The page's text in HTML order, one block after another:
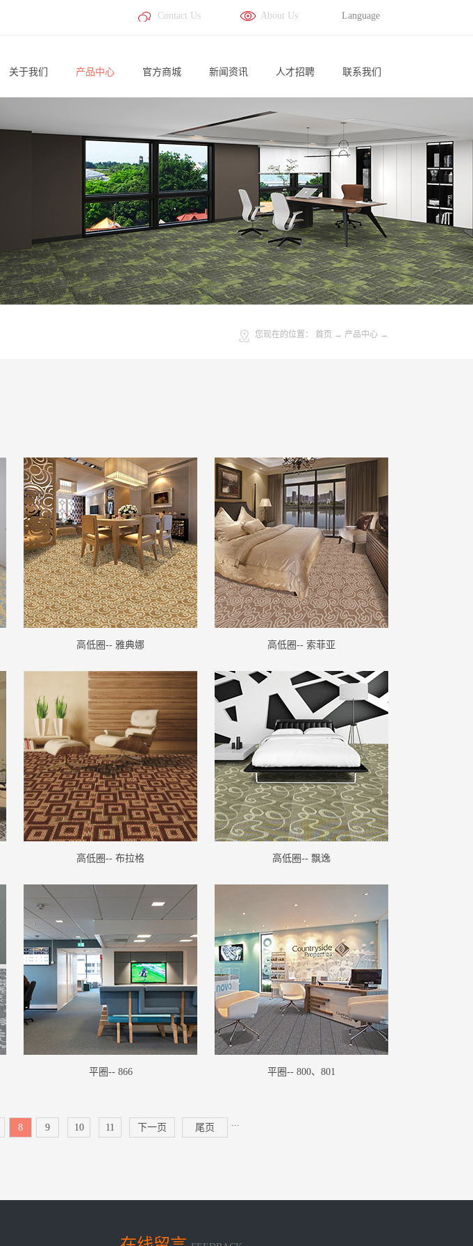
Contact Us About Us Language
关于我们 产品中心 官方商城 新闻资讯 人才招聘 联系我们
您现在的位置： 首页 → 产品中心 →
高低圈-- 雅典娜 高低圈-- 索菲亚
高低圈-- 布拉格 高低圈-- 飘逸
平圈-- 866 平圈-- 800、801
...
8 9 10 11 下一页 尾页